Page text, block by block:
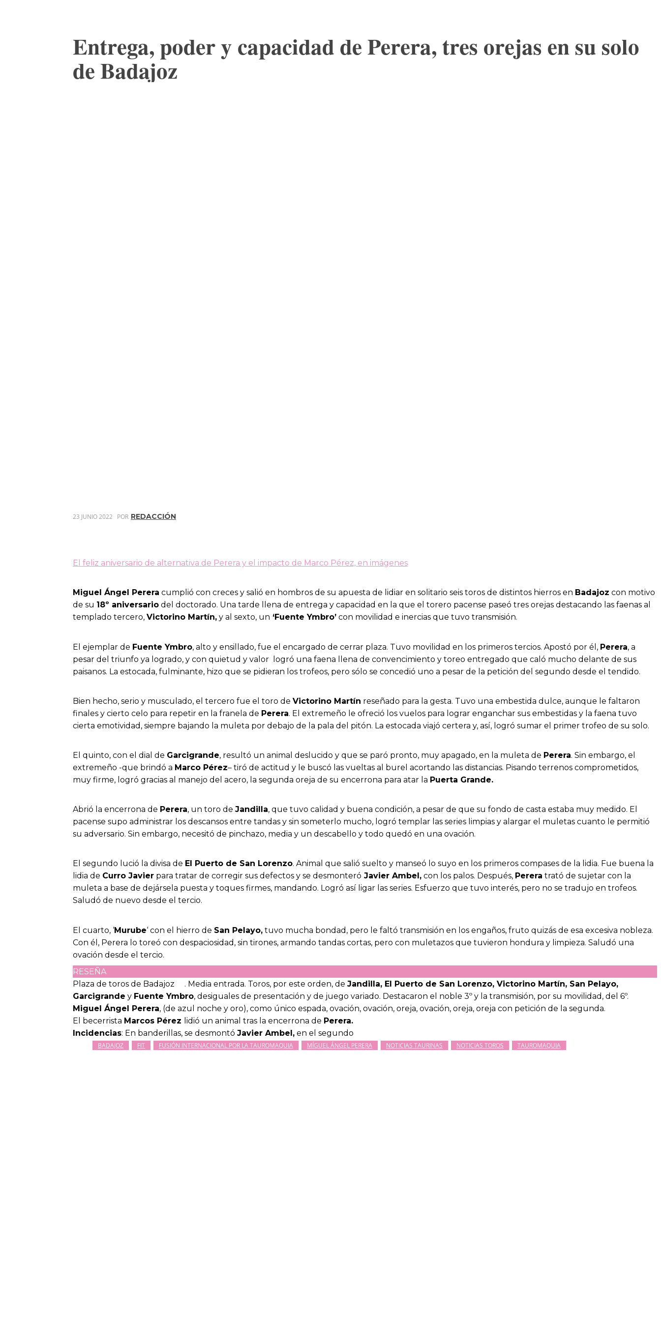
Entrega, poder y capacidad de Perera, tres orejas en su solo
de Badajoz
23 JUNIO 2022 POR REDACCIÓN
El feliz aniversario de alternativa de Perera y el impacto de Marco Pérez, en imágenes
Miguel Ángel Perera cumplió con creces y salió en hombros de su apuesta de lidiar en solitario seis toros de distintos hierros en Badajoz con motivo
de su 18º aniversario del doctorado. Una tarde llena de entrega y capacidad en la que el torero pacense paseó tres orejas destacando las faenas al
templado tercero, Victorino Martín, y al sexto, un ‘Fuente Ymbro’ con movilidad e inercias que tuvo transmisión.
El ejemplar de Fuente Ymbro, alto y ensillado, fue el encargado de cerrar plaza. Tuvo movilidad en los primeros tercios. Apostó por él, Perera, a
pesar del triunfo ya logrado, y con quietud y valor logró una faena llena de convencimiento y toreo entregado que caló mucho delante de sus
paisanos. La estocada, fulminante, hizo que se pidieran los trofeos, pero sólo se concedió uno a pesar de la petición del segundo desde el tendido.
Bien hecho, serio y musculado, el tercero fue el toro de Victorino Martín reseñado para la gesta. Tuvo una embestida dulce, aunque le faltaron
finales y cierto celo para repetir en la franela de Perera. El extremeño le ofreció los vuelos para lograr enganchar sus embestidas y la faena tuvo
cierta emotividad, siempre bajando la muleta por debajo de la pala del pitón. La estocada viajó certera y, así, logró sumar el primer trofeo de su solo.
El quinto, con el dial de Garcigrande, resultó un animal deslucido y que se paró pronto, muy apagado, en la muleta de Perera. Sin embargo, el
extremeño -que brindó a Marco Pérez– tiró de actitud y le buscó las vueltas al burel acortando las distancias. Pisando terrenos comprometidos,
muy firme, logró gracias al manejo del acero, la segunda oreja de su encerrona para atar la Puerta Grande.
Abrió la encerrona de Perera, un toro de Jandilla, que tuvo calidad y buena condición, a pesar de que su fondo de casta estaba muy medido. El
pacense supo administrar los descansos entre tandas y sin someterlo mucho, logró templar las series limpias y alargar el muletas cuanto le permitió
su adversario. Sin embargo, necesitó de pinchazo, media y un descabello y todo quedó en una ovación.
El segundo lució la divisa de El Puerto de San Lorenzo. Animal que salió suelto y manseó lo suyo en los primeros compases de la lidia. Fue buena la
lidia de Curro Javier para tratar de corregir sus defectos y se desmonteró Javier Ambel, con los palos. Después, Perera trató de sujetar con la
muleta a base de dejársela puesta y toques firmes, mandando. Logró así ligar las series. Esfuerzo que tuvo interés, pero no se tradujo en trofeos.
Saludó de nuevo desde el tercio.
El cuarto, ‘Murube‘ con el hierro de San Pelayo, tuvo mucha bondad, pero le faltó transmisión en los engaños, fruto quizás de esa excesiva nobleza.
Con él, Perera lo toreó con despaciosidad, sin tirones, armando tandas cortas, pero con muletazos que tuvieron hondura y limpieza. Saludó una
ovación desde el tercio.
RESEÑA
Plaza de toros de Badajoz
. Media entrada. Toros, por este orden, de Jandilla, El Puerto de San Lorenzo, Victorino Martín, San Pelayo,
Garcigrande y Fuente Ymbro, desiguales de presentación y de juego variado. Destacaron el noble 3º y la transmisión, por su movilidad, del 6º.
Miguel Ángel Perera, (de azul noche y oro), como único espada, ovación, ovación, oreja, ovación, oreja, oreja con petición de la segunda.
El becerrista Marcos Pérez lidió un animal tras la encerrona de Perera.
Incidencias: En banderillas, se desmontó Javier Ambel, en el segundo
BADAJOZ FIT FUSIÓN INTERNACIONAL POR LA TAUROMAQUIA MÍGUEL ÁNGEL PERERA NOTICIAS TAURINAS NOTICIAS TOROS TAUROMAQUIA